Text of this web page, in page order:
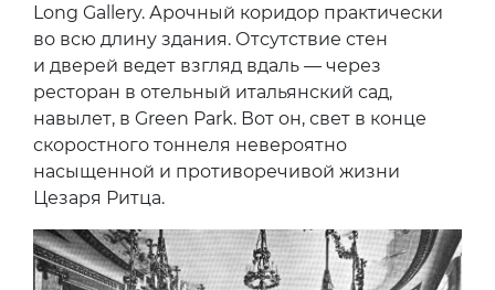
Long Gallery. Арочный коридор практически
во всю длину здания. Отсутствие стен
и дверей ведет взгляд вдаль — через
ресторан в отельный итальянский сад,
навылет, в Green Park. Вот он, свет в конце
скоростного тоннеля невероятно
насыщенной и противоречивой жизни
Цезаря Ритца.